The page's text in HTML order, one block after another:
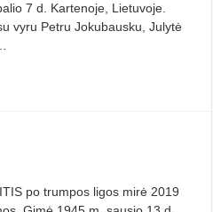
7 d. Kartenoje, Lietuvoje.
vyru Petru Jokubausku, Julytė
po trumpos ligos mirė 2019